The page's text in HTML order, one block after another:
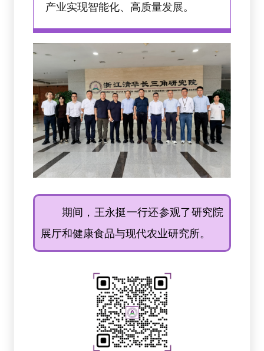
产业实现智能化、高质量发展。
期间，王永挺一行还参观了研究院
展厅和健康食品与现代农业研究所。